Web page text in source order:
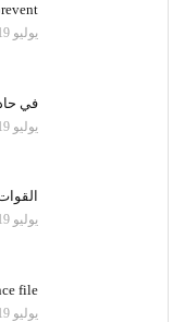
يوليو 19, 2026
في
يوليو 19, 2026
يوليو 19, 2026
file
يوليو 19, 2026